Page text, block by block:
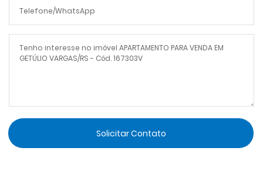
Solicitar Contato